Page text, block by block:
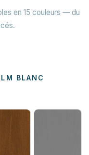
en 15 couleurs — du
BLANC